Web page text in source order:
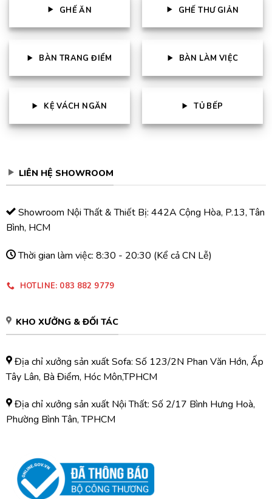
GHẾ ĂN GHẾ THƯ GIẢN
BÀN TRANG ĐIỂM BÀN LÀM VIỆC
KỆ VÁCH NGĂN TỦ BẾP
LIÊN HỆ SHOWROOM
Showroom Nội Thất & Thiết Bị: 442A Cộng Hòa, P.13, Tân
Bình, HCM
Thời gian làm việc: 8:30 - 20:30 (Kể cả CN Lễ)
HOTLINE: 083 882 9779
KHO XƯỞNG & ĐỐI TÁC
Địa chỉ xưởng sản xuất Sofa: Số 123/2N Phan Văn Hớn, Ấp
Tây Lân, Bà Điểm, Hóc Môn,TPHCM
Địa chỉ xưởng sản xuất Nội Thất: Số 2/17 Bình Hưng Hoà,
Phường Bình Tân, TPHCM